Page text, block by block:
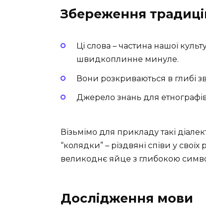
Збереження
Ці слова – частина нашої
швидкоплинне минуле.
Вони розкриваються в глибі
Джерело знань для
Візьмімо для прикладу такі
“колядки” – різдвяні співи у
великоднє яйце з глибокою
Дослідження мови